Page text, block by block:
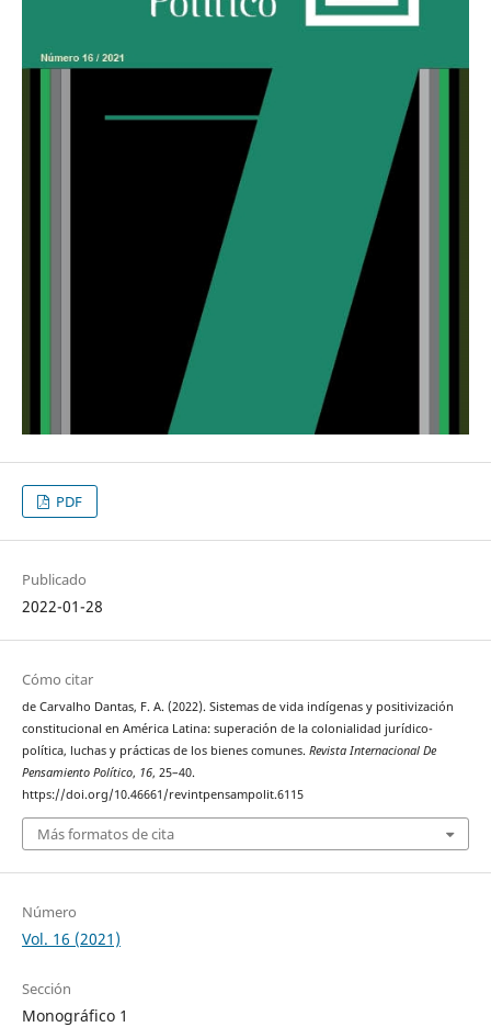
PDF
Publicado
2022-01-28
Cómo citar
de Carvalho Dantas, F. A. (2022). Sistemas de vida indígenas y positivización
constitucional en América Latina: superación de la colonialidad jurídico-
política, luchas y prácticas de los bienes comunes. Revista Internacional De
Pensamiento Político, 16, 25–40.
https://doi.org/10.46661/revintpensampolit.6115
Más formatos de cita
Número
Vol. 16 (2021)
Sección
Monográfico 1